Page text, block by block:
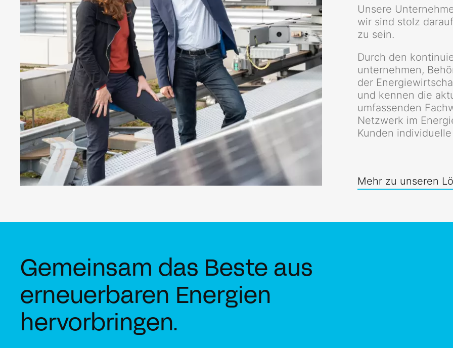
Unsere
wir sind stolz
zu sein.
Durch den­
unternehmen,
der
und kennen die
um­fassenden
Netzwerk im
Kunden
Mehr zu unseren
Gemeinsam das Beste aus
erneuerbaren Energien
hervorbringen.